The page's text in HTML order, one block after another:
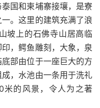
国和柬埔寨接壤，是寮
。这里的建筑充满了浪
坡上的石佛寺山居高临
，鳄鱼雕刻，大象，泉
部由位于一座巨大的方
，水池由一条用于洗礼
米的风景，令人为之著